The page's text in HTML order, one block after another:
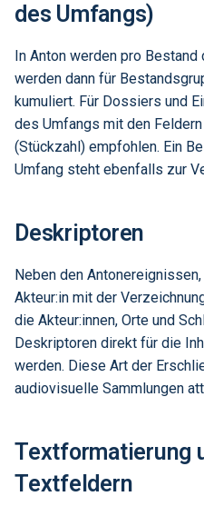
des Umfangs)
In Anton werden pro
werden dann für
kumuliert. Für Dossiers und
des Umfangs mit den
(Stückzahl) empfohlen. Ein
Umfang steht ebenfalls zur
Deskriptoren
Neben den
Akteur:in mit der
die Akteur:innen, Orte und
Deskriptoren direkt für die
werden. Diese Art der
audiovisuelle Sammlungen
Textformatierung
Textfeldern